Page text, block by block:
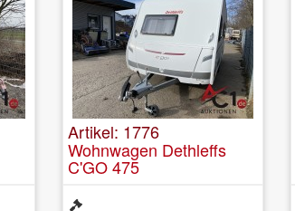
Artikel: 1776
Wohnwagen Dethleffs
C'GO 475